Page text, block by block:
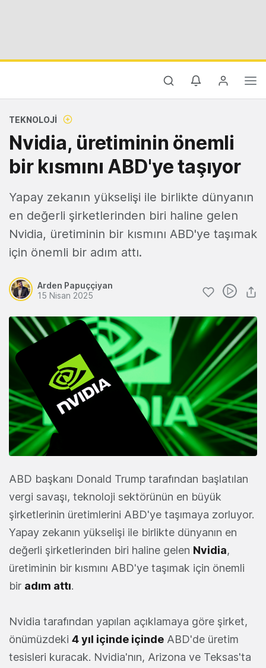
TEKNOLOJI
Nvidia, üretiminin önemli
bir kısmını ABD'ye taşıyor
Yapay zekanın yükselişi ile birlikte dünyanın
en değerli şirketlerinden biri haline gelen
Nvidia, üretiminin bir kısmını ABD'ye taşımak
için önemli bir adım attı.
Arden Papuççiyan
15 Nisan 2025
ABD başkanı Donald Trump tarafından başlatılan
vergi savaşı, teknoloji sektörünün en büyük
şirketlerinin üretimlerini ABD'ye taşımaya zorluyor.
Yapay zekanın yükselişi ile birlikte dünyanın en
değerli şirketlerinden biri haline gelen Nvidia,
üretiminin bir kısmını ABD'ye taşımak için önemli
bir adım attı.
Nvidia tarafından yapılan açıklamaya göre şirket,
önümüzdeki 4 yıl içinde içinde ABD'de üretim
tesisleri kuracak. Nvidia'nın, Arizona ve Teksas'ta